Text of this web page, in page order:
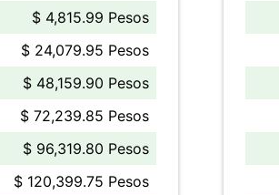
$ 4,815.99 Pesos
$ 24,079.95 Pesos
$ 48,159.90 Pesos
$ 72,239.85 Pesos
$ 96,319.80 Pesos
$ 120,399.75 Pesos